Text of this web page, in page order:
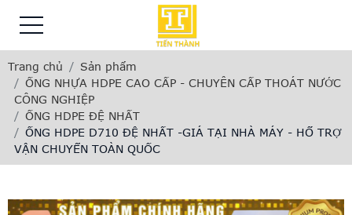
Trang chủ
Sản phẩm
ỐNG NHỰA HDPE CAO CẤP - CHUYÊN CẤP THOÁT NƯỚC
CÔNG NGHIỆP
ỐNG HDPE ĐỆ NHẤT
ỐNG HDPE D710 ĐỆ NHẤT -GIÁ TẠI NHÀ MÁY - HỔ TRỢ
VẬN CHUYỂN TOÀN QUỐC